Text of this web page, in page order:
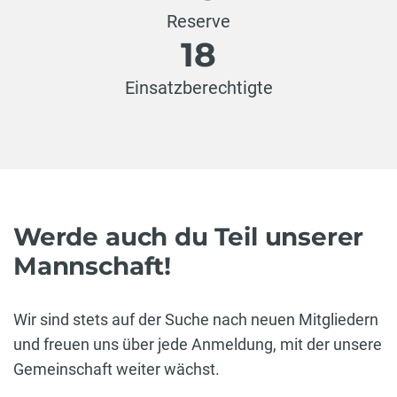
Reserve
18
Einsatzberechtigte
Werde auch du Teil unserer
Mannschaft!
Wir sind stets auf der Suche nach neuen Mitgliedern
und freuen uns über jede Anmeldung, mit der unsere
Gemeinschaft weiter wächst.